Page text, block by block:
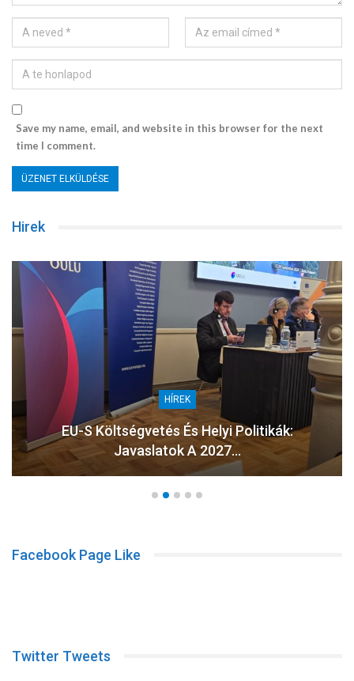
Save my name, email, and website in this browser for the next
time I comment.
Hirek
HÍREK
EU-S Költségvetés És Helyi Politikák:
Javaslatok A 2027…
Facebook Page Like
Twitter Tweets